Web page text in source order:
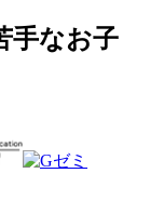
手なお子